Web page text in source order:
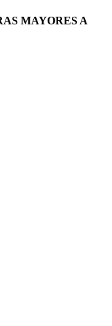
MAYORES A